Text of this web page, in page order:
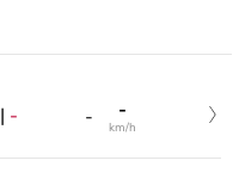
| - - -
km/h